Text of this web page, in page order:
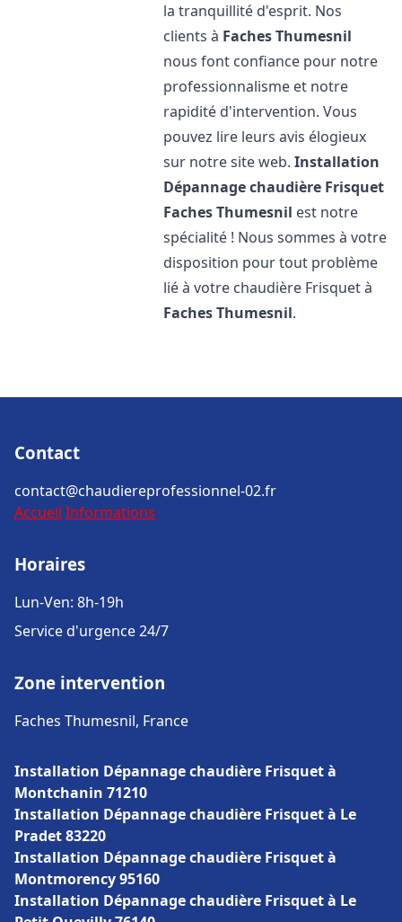
la tranquillité d'esprit. Nos
clients à Faches Thumesnil
nous font confiance pour notre
professionnalisme et notre
rapidité d'intervention. Vous
pouvez lire leurs avis élogieux
sur notre site web.Installation
Dépannage chaudière Frisquet
Faches Thumesnil est notre
spécialité ! Nous sommes à votre
disposition pour tout problème
lié à votre chaudière Frisquet à
Faches Thumesnil.
Contact
contact@chaudiereprofessionnel-02.fr
Accueil Informations
Horaires
Lun-Ven: 8h-19h
Service d'urgence 24/7
Zone intervention
Faches Thumesnil, France
Installation Dépannage chaudière Frisquet à
Montchanin 71210
Installation Dépannage chaudière Frisquet à Le
Pradet 83220
Installation Dépannage chaudière Frisquet à
Montmorency 95160
Installation Dépannage chaudière Frisquet à Le